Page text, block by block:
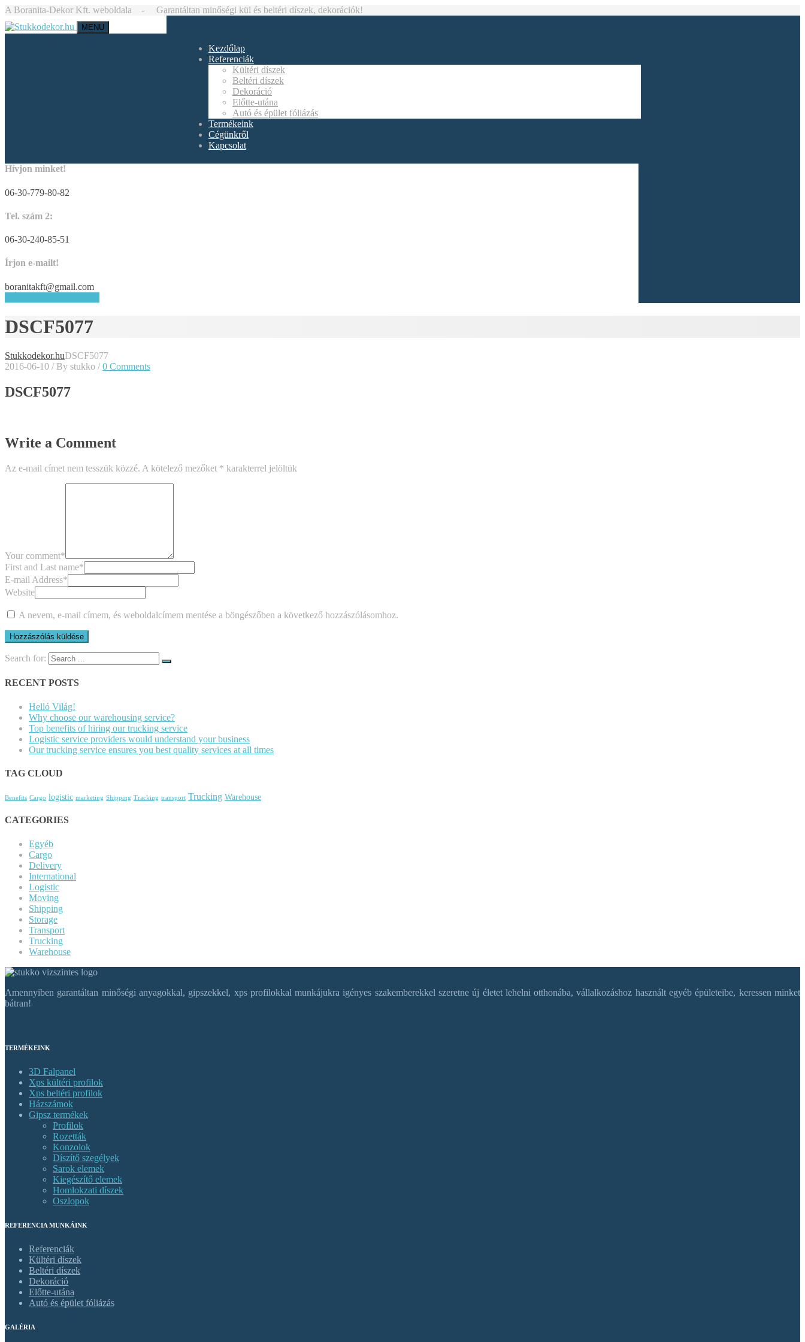
A Boranita-Dekor Kft. weboldala - Garantáltan minőségi kül és beltéri díszek, dekorációk!
MENU
Kezdőlap
Referenciák
Kültéri díszek
Beltéri díszek
Dekoráció
Előtte-utána
Autó és épület fóliázás
Termékeink
Cégünkről
Kapcsolat
Hívjon minket!
06-30-779-80-82
Tel. szám 2:
06-30-240-85-51
Írjon e-mailt!
boranitakft@gmail.com
DSCF5077
Stukkodekor.huDSCF5077
2016-06-10 / By stukko / 0 Comments
DSCF5077
Write a Comment
Az e-mail címet nem tesszük közzé. A kötelező mezőket * karakterrel jelöltük
Your comment*
First and Last name*
E-mail Address*
Website
A nevem, e-mail címem, és weboldalcímem mentése a böngészőben a következő hozzászólásomhoz.
Search for:
RECENT POSTS
Helló Világ!
Why choose our warehousing service?
Top benefits of hiring our trucking service
Logistic service providers would understand your business
Our trucking service ensures you best quality services at all times
TAG CLOUD
Benefits Cargo logistic marketing Shipping Tracking transport Trucking Warehouse
CATEGORIES
Egyéb
Cargo
Delivery
International
Logistic
Moving
Shipping
Storage
Transport
Trucking
Warehouse
Amennyiben garantáltan minőségi anyagokkal, gipszekkel, xps profilokkal munkájukra igényes szakemberekkel szeretne új életet lehelni otthonába, vállalkozáshoz használt egyéb épületeibe, keressen minket
bátran!
TERMÉKEINK
3D Falpanel
Xps kültéri profilok
Xps beltéri profilok
Házszámok
Gipsz termékek
Profilok
Rozetták
Konzolok
Díszítő szegélyek
Sarok elemek
Kiegészítő elemek
Homlokzati díszek
Oszlopok
REFERENCIA MUNKÁINK
Referenciák
Kültéri díszek
Beltéri díszek
Dekoráció
Előtte-utána
Autó és épület fóliázás
GALÉRIA